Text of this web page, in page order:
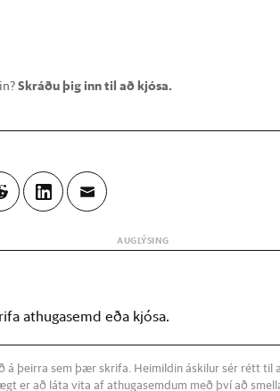
Skráðu þig inn til að kjósa.
athugasemd eða kjósa.
á þeirra sem þær skrifa. Heimildin áskilur sér rétt
er að láta vita af athugasemdum með því að